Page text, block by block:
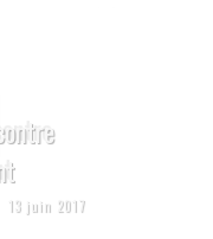
13 juin 2017